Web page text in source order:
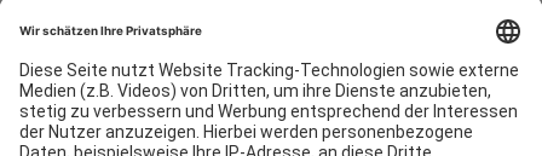
Services
Downloads